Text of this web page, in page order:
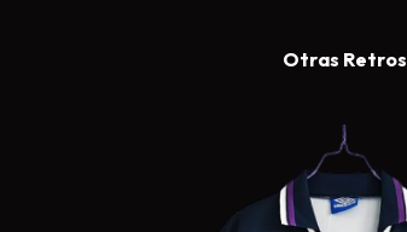
Otras Retros